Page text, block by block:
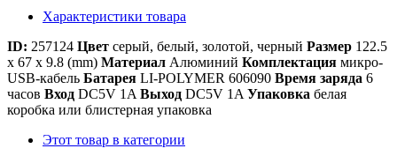
Характеристики товара
ID: 257124 Цвет серый, белый, золотой, черный Размер 122.5
x 67 x 9.8 (mm) Материал Алюминий Комплектация микро-
USB-кабель Батарея LI-POLYMER 606090 Время заряда 6
часов Вход DC5V 1A Выход DC5V 1A Упаковка белая
коробка или блистерная упаковка
Этот товар в категории